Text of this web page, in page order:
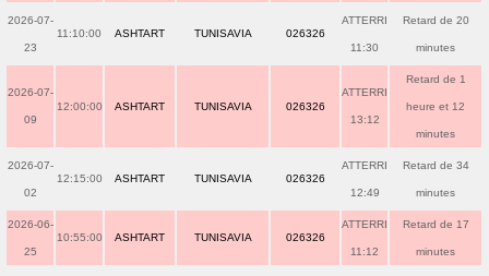
2026-07-
23
11:10:00 ASHTART TUNISAVIA 026326
ATTERRI
11:30
Retard de 20
minutes
2026-07-
09
12:00:00 ASHTART TUNISAVIA 026326
ATTERRI
13:12
Retard de 1
heure et 12
minutes
2026-07-
02
12:15:00 ASHTART TUNISAVIA 026326
ATTERRI
12:49
Retard de 34
minutes
2026-06-
25
10:55:00 ASHTART TUNISAVIA 026326
ATTERRI
11:12
Retard de 17
minutes